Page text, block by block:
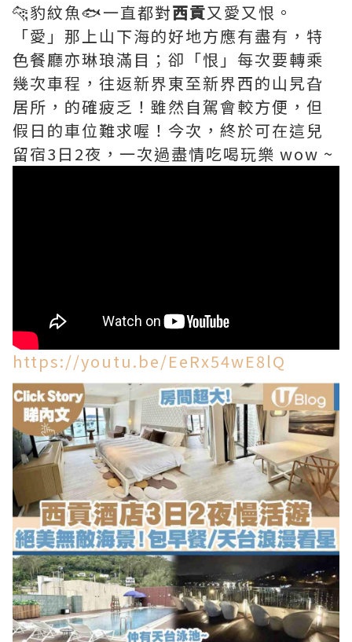
🐆豹紋魚🐟一直都對西貢又愛又恨。
「愛」那上山下海的好地方應有盡有，特
色餐廳亦琳琅滿目；卻「恨」每次要轉乘
幾次車程，往返新界東至新界西的山旯旮
居所，的確疲乏！雖然自駕會較方便，但
假日的車位難求喔！今次，終於可在這兒
留宿3日2夜，一次過盡情吃喝玩樂 wow ~
https://youtu.be/EeRx54wE8lQ